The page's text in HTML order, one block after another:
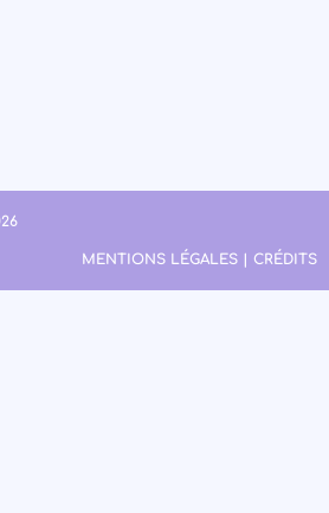
MENTIONS LÉGALES | CRÉDITS